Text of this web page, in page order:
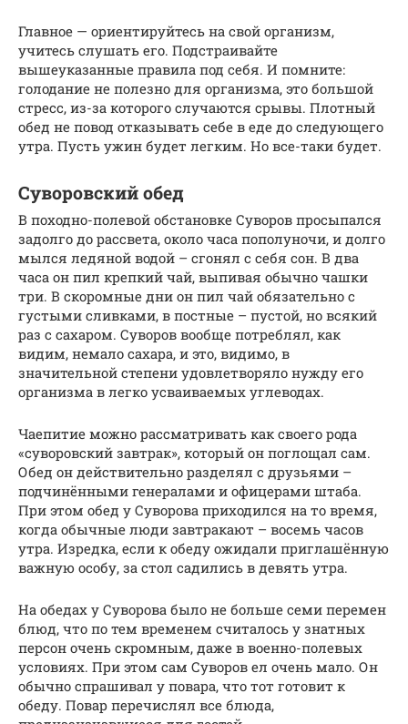
Главное — ориентируйтесь на свой организм,
учитесь слушать его. Подстраивайте
вышеуказанные правила под себя. И помните:
голодание не полезно для организма, это большой
стресс, из-за которого случаются срывы. Плотный
обед не повод отказывать себе в еде до следующего
утра. Пусть ужин будет легким. Но все-таки будет.
Суворовский обед
В походно-полевой обстановке Суворов просыпался
задолго до рассвета, около часа пополуночи, и долго
мылся ледяной водой – сгонял с себя сон. В два
часа он пил крепкий чай, выпивая обычно чашки
три. В скоромные дни он пил чай обязательно с
густыми сливками, в постные – пустой, но всякий
раз с сахаром. Суворов вообще потреблял, как
видим, немало сахара, и это, видимо, в
значительной степени удовлетворяло нужду его
организма в легко усваиваемых углеводах.
Чаепитие можно рассматривать как своего рода
«суворовский завтрак», который он поглощал сам.
Обед он действительно разделял с друзьями –
подчинёнными генералами и офицерами штаба.
При этом обед у Суворова приходился на то время,
когда обычные люди завтракают – восемь часов
утра. Изредка, если к обеду ожидали приглашённую
важную особу, за стол садились в девять утра.
На обедах у Суворова было не больше семи перемен
блюд, что по тем временем считалось у знатных
персон очень скромным, даже в военно-полевых
условиях. При этом сам Суворов ел очень мало. Он
обычно спрашивал у повара, что тот готовит к
обеду. Повар перечислял все блюда,